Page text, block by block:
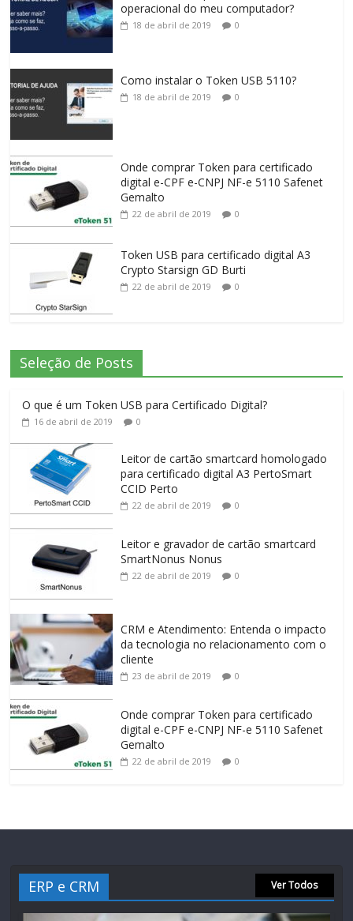
operacional do meu computador?
18 de abril de 2019 0
Como instalar o Token USB 5110?
18 de abril de 2019 0
Onde comprar Token para certificado
digital e-CPF e-CNPJ NF-e 5110 Safenet
Gemalto
22 de abril de 2019 0
Token USB para certificado digital A3
Crypto Starsign GD Burti
22 de abril de 2019 0
Seleção de Posts
O que é um Token USB para Certificado Digital?
16 de abril de 2019 0
Leitor de cartão smartcard homologado
para certificado digital A3 PertoSmart
CCID Perto
22 de abril de 2019 0
Leitor e gravador de cartão smartcard
SmartNonus Nonus
22 de abril de 2019 0
CRM e Atendimento: Entenda o impacto
da tecnologia no relacionamento com o
cliente
23 de abril de 2019 0
Onde comprar Token para certificado
digital e-CPF e-CNPJ NF-e 5110 Safenet
Gemalto
22 de abril de 2019 0
ERP e CRM Ver Todos